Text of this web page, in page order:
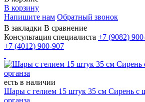
В корзину
Напишите нам Обратный звонок
В закладки В сравнение
Консультация специалиста +7 (9082)
+7 (4012) 900-907
есть в наличии
Шары с гелием 15 штук 35 см Сирень с